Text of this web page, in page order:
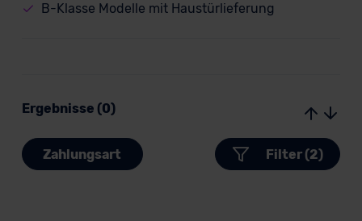
B-Klasse Modelle mit Haustürlieferung
Ergebnisse (0)
Zahlungsart Filter (2)